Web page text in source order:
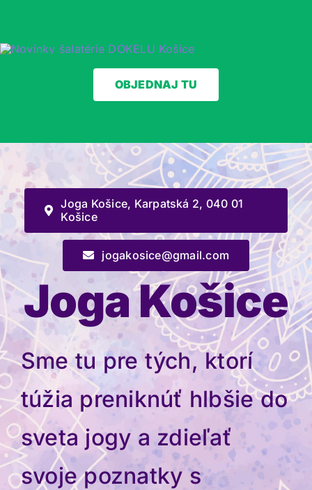
content
OBJEDNAJ TU
Joga Košice, Karpatská 2, 040 01
Košice
jogakosice@gmail.com
Joga Košice
Sme tu pre tých, ktorí
túžia preniknúť hlbšie do
sveta jogy a zdieľať
svoje poznatky s